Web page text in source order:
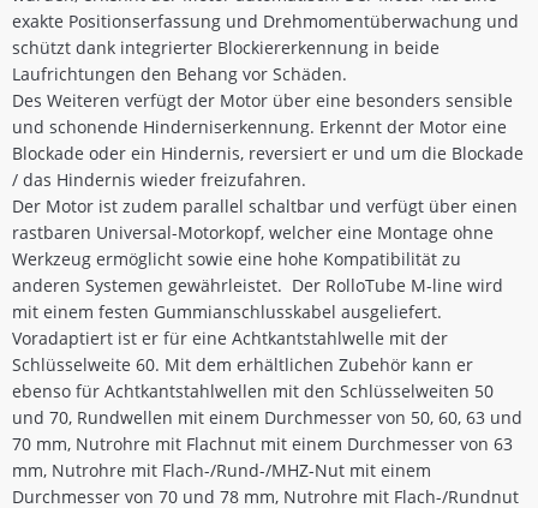
exakte Positionserfassung und Drehmomentüberwachung und
schützt dank integrierter Blockiererkennung in beide
Laufrichtungen den Behang vor Schäden.
Des Weiteren verfügt der Motor über eine besonders sensible
und schonende Hinderniserkennung. Erkennt der Motor eine
Blockade oder ein Hindernis, reversiert er und um die Blockade
/ das Hindernis wieder freizufahren.
Der Motor ist zudem parallel schaltbar und verfügt über einen
rastbaren Universal-Motorkopf, welcher eine Montage ohne
Werkzeug ermöglicht sowie eine hohe Kompatibilität zu
anderen Systemen gewährleistet. Der RolloTube M-line wird
mit einem festen Gummianschlusskabel ausgeliefert.
Voradaptiert ist er für eine Achtkantstahlwelle mit der
Schlüsselweite 60. Mit dem erhältlichen Zubehör kann er
ebenso für Achtkantstahlwellen mit den Schlüsselweiten 50
und 70, Rundwellen mit einem Durchmesser von 50, 60, 63 und
70 mm, Nutrohre mit Flachnut mit einem Durchmesser von 63
mm, Nutrohre mit Flach-/Rund-/MHZ-Nut mit einem
Durchmesser von 70 und 78 mm, Nutrohre mit Flach-/Rundnut